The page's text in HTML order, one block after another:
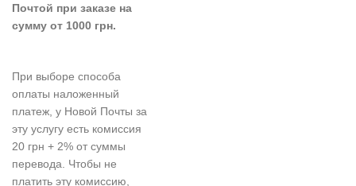
Почтой при заказе на
сумму от 1000 грн.
При выборе способа
оплаты наложенный
платеж, у Новой Почты за
эту услугу есть комиссия
20 грн + 2% от суммы
перевода. Чтобы не
платить эту комиссию,